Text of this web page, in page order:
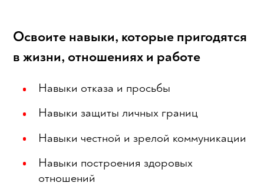
Освоите навыки, которые пригодятся
в жизни, отношениях и работе
Навыки отказа и просьбы
Навыки защиты личных границ
Навыки честной и зрелой коммуникации
Навыки построения здоровых
отношений